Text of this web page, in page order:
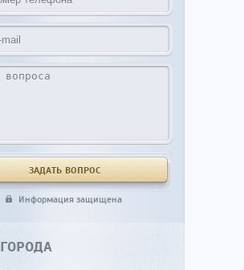
Информация защищена
ГОРОДА